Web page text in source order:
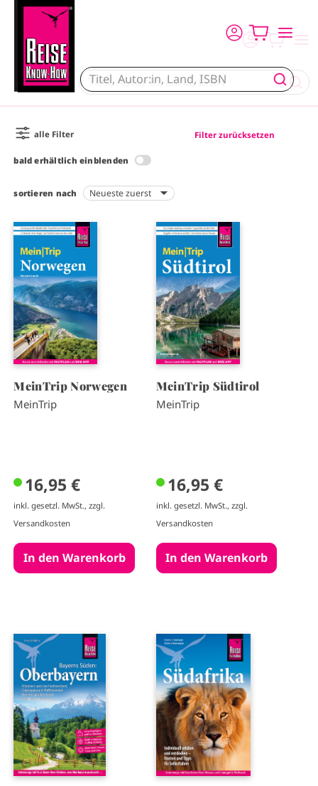
alle Filter Filter zurücksetzen
bald erhältlich einblenden
sortieren nach
I
m
a
g
e
MeinTrip Norwegen
MeinTrip
16,95 €
inkl. gesetzl. MwSt., zzgl.
Versandkosten
I
m
a
g
e
MeinTrip Südtirol
MeinTrip
16,95 €
inkl. gesetzl. MwSt., zzgl.
Versandkosten
I
a
g
e
I
m
a
g
e